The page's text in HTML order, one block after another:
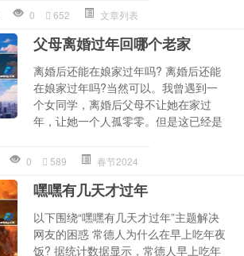
0 652 文章列表
父母离婚过年回哪个老家
离婚后还能在娘家过年吗? 离婚后还能
在娘家过年吗?当然可以。我曾遇到一
个女同学，离婚后父母不让她在家过
年，让她一个人孤零零。但是这已经是
0 589 春节2024
嘿嘿有几天才过年
以下围绕“嘿嘿有几天才过年”主题解决
网友的困惑 常德人为什么在早上吃年夜
饭? 据统计数据显示，常德人早上吃年